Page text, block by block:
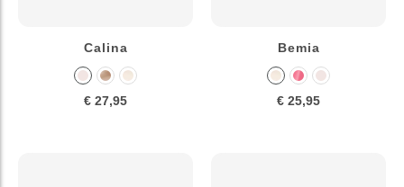
Calina
€ 27,95
Bemia
€ 25,95